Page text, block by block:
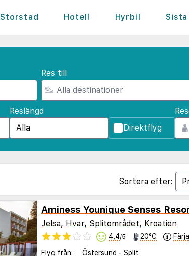
Storstad Hotell Hyrbil
Res till
Reslängd
Direktflyg
Sortera efter:
Aminess Younique Senses
Jelsa, Hvar, Splitområdet, Kroatien
4,4/5 20°C Färja
Flyg från: Östersund - Split